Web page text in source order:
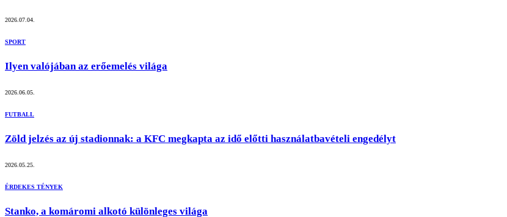
2026.07.04.
SPORT
Ilyen valójában az erőemelés világa
2026.06.05.
FUTBALL
Zöld jelzés az új stadionnak: a KFC megkapta az idő előtti használatbavételi engedélyt
2026.05.25.
ÉRDEKES TÉNYEK
Stanko, a komáromi alkotó különleges világa